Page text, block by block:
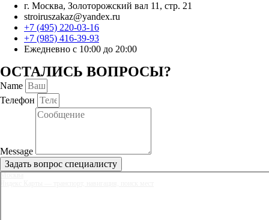
г. Москва, Золоторожский вал 11, стр. 21
stroiruszakaz@yandex.ru
+7 (495) 220-03-16
+7 (985) 416-39-93
Ежедневно с 10:00 до 20:00
ОСТАЛИСЬ ВОПРОСЫ?
Name
Телефон
Message
Задать вопрос специалисту
Москва